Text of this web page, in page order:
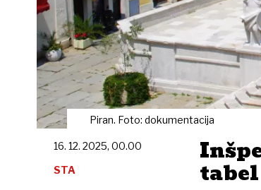
Piran. Foto: dokumentacija
tabel
16. 12. 2025, 00.00
STA